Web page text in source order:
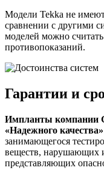
Модели Tekka не
сравнении с другими
моделей можно
противопоказаний.
Гарантии и
Импланты компании
«Надежного
занимающегося
веществ, нарушающих
представляющих